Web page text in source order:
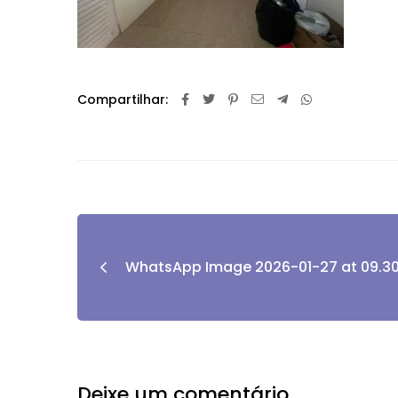
Compartilhar:
WhatsApp Image 2026-01-27 at